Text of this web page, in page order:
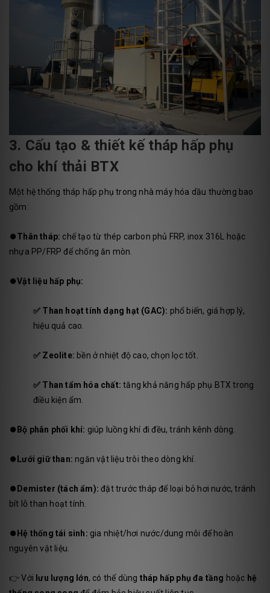
3. Cấu tạo & thiết kế tháp hấp phụ
cho khí thải BTX
Một hệ thống tháp hấp phụ trong nhà máy hóa dầu thường bao
gồm:
⏺️Thân tháp: chế tạo từ thép carbon phủ FRP, inox 316L hoặc
nhựa PP/FRP để chống ăn mòn.
⏺️Vật liệu hấp phụ:
✅ Than hoạt tính dạng hạt (GAC): phổ biến, giá hợp lý,
hiệu quả cao.
✅ Zeolite: bền ở nhiệt độ cao, chọn lọc tốt.
✅ Than tẩm hóa chất: tăng khả năng hấp phụ BTX trong
điều kiện ẩm.
⏺️ Bộ phân phối khí: giúp luồng khí đi đều, tránh kênh dòng.
⏺️ Lưới giữ than: ngăn vật liệu trôi theo dòng khí.
⏺️ Demister (tách ẩm): đặt trước tháp để loại bỏ hơi nước, tránh
bít lỗ than hoạt tính.
⏺️ Hệ thống tái sinh: gia nhiệt/hơi nước/dung môi để hoàn
nguyên vật liệu.
👉 Với lưu lượng lớn, có thể dùng tháp hấp phụ đa tầng hoặc hệ